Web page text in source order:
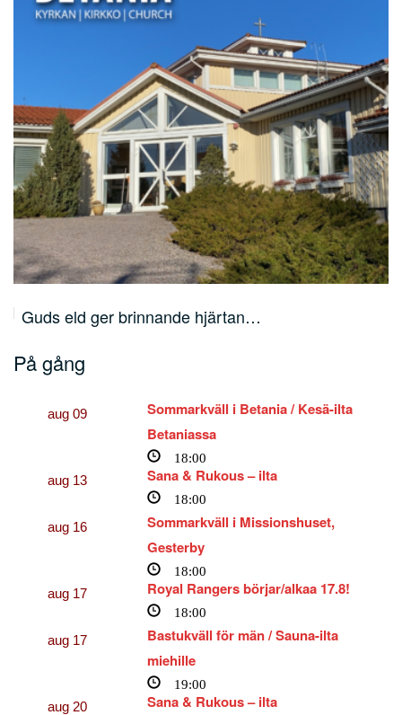
Lärjunge, människofiskare och apostel –…
På gång
aug 09
Sommarkväll i Betania / Kesä-ilta
Betaniassa
18:00
aug 13 Sana & Rukous – ilta
18:00
aug 16
Sommarkväll i Missionshuset,
Gesterby
18:00
aug 17 Royal Rangers börjar/alkaa 17.8!
18:00
aug 17
Bastukväll för män / Sauna-ilta
miehille
19:00
aug 20 Sana & Rukous – ilta